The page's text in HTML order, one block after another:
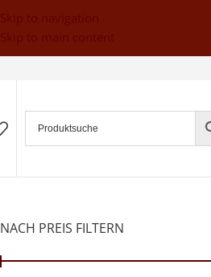
NACH PREIS FILTERN